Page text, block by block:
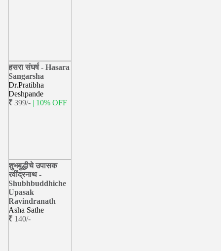
हसरा संघर्ष - Hasara
Sangarsha
Dr.Pratibha
Deshpande
399/- | 10% OFF
शुभबुद्धीचे उपासक
रवींद्रनाथ -
Shubhbuddhiche
Upasak
Ravindranath
Asha Sathe
140/-